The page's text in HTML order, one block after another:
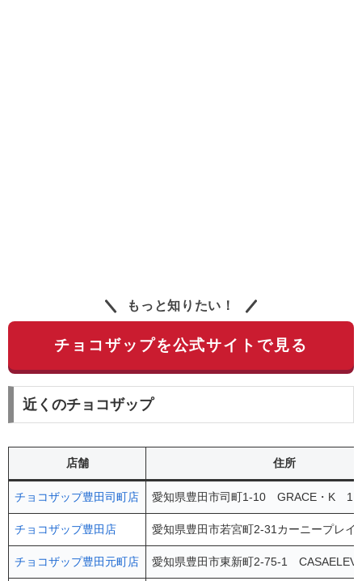
もっと知りたい！
チョコザップを公式サイトで見る
近くのチョコザップ
店舗 住所
チョコザップ豊田司町店 愛知県豊田市司町1-10 GRACE・K 1F
チョコザップ豊田店 愛知県豊田市若宮町2-31カーニープレ
チョコザップ豊田元町店 愛知県豊田市東新町2-75-1